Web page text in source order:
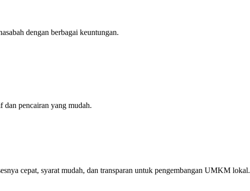
dengan berbagai keuntungan.
dan pencairan yang mudah.
cepat, syarat mudah, dan transparan untuk pengembangan UMKM lokal.